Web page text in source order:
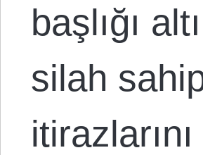
başlığı
silah